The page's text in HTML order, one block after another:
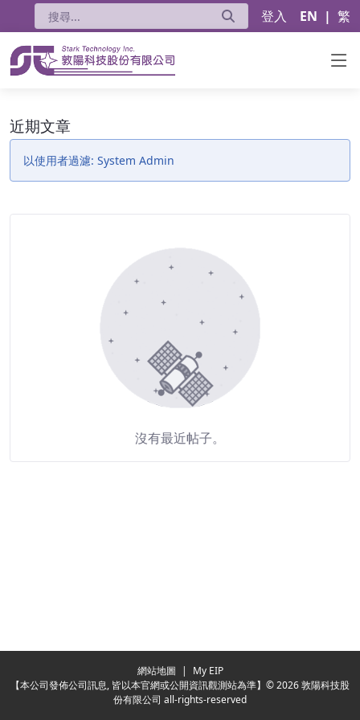
登入 EN | 繁
近期文章
以使用者過濾: System Admin
沒有最近帖子。
網站地圖 |
My EIP
【本公司發佈公司訊息, 皆以本官網或公開資訊觀測站為準】© 2026 敦陽科技股
份有限公司 all-rights-reserved